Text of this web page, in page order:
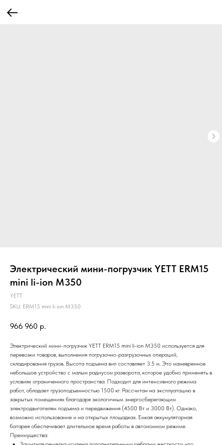
Электрический мини-погрузчик YETT ERM15
mini li-ion M350
YETT
SKU: ERM15 mini li-ion M350
966 960 р.
Электрический мини-погрузчик YETT ERM15 mini li-ion M350 используется для
перевозки товаров, выполнения погрузочно-разгрузочных операций,
складирования грузов. Высота подъема вил составляет 3.5 м. Это маневренное
небольшое устройство с малым радиусом разворота, которое удобно применять в
условиях ограниченного пространства. Подходит для интенсивного режима
работ, обладает грузоподъемностью 1500 кг. Рассчитан на эксплуатацию в
закрытых помещениях благодаря экологичным энергосберегающим
электродвигателям подъема и передвижения (4500 Вт и 3000 Вт). Однако,
возможно использование и на открытых площадках. Емкая аккумуляторная
батарея обеспечивает длительное время работы в автономном режиме.
Преимущества: